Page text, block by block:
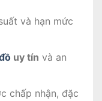
và hạn mức
uy tín và an
chấp nhận, đặc